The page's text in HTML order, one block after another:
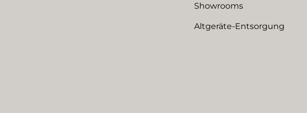
Showrooms
Altgeräte-Entsorgung